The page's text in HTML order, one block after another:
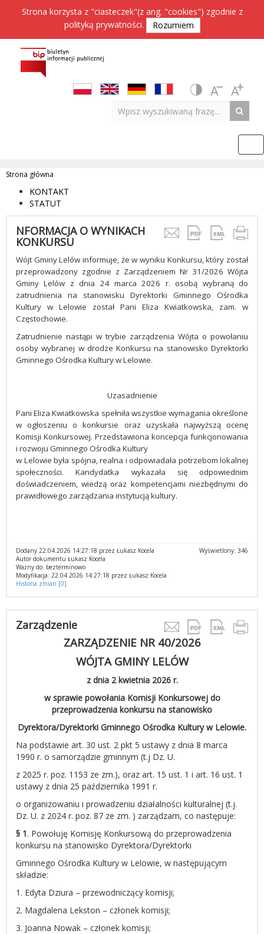
Strona korzysta z "ciasteczek"(z ang. "cookies") zgodnie z
polityką prywatności. Rozumiem
Strona główna
KONTAKT
STATUT
NFORMACJA O WYNIKACH
KONKURSU
Wójt Gminy Lelów informuje, że w wyniku Konkursu, który został
przeprowadzony zgodnie z Zarządzeniem Nr 31/2026 Wójta
Gminy Lelów z dnia 24 marca 2026 r. osobą wybraną do
zatrudnienia na stanowisku Dyrektorki Gminnego Ośrodka
Kultury w Lelowie został Pani Eliza Kwiatkowska, zam. w
Częstochowie.
Zatrudnienie nastąpi w trybie zarządzenia Wójta o powołaniu
osoby wybranej w drodze Konkursu na stanowisko Dyrektorki
Gminnego Ośrodka Kultury w Lelowie.
Uzasadnienie
Pani Eliza Kwiatkowska spełniła wszystkie wymagania określone
w ogłoszeniu o konkursie oraz uzyskała najwyższą ocenę
Komisji Konkursowej. Przedstawiona koncepcja funkcjonowania
i rozwoju Gminnego Ośrodka Kultury
w Lelowie była spójna, realna i odpowiadała potrzebom lokalnej
społeczności. Kandydatka wykazała się odpowiednim
doświadczeniem, wiedzą oraz kompetencjami niezbędnymi do
prawidłowego zarządzania instytucją kultury.
Wyświetlony: 346
Dodany 22.04.2026 14:27:18 przez Łukasz Kocela
Autor dokumentu Łukasz Kocela
Ważny do: bezterminowo
Modyfikacja: 22.04.2026 14:27:18 przez Łukasz Kocela
Historia zmian [0]
Zarządzenie
ZARZĄDZENIE NR 40/2026
WÓJTA GMINY LELÓW
z dnia 2 kwietnia 2026 r.
w sprawie powołania Komisji Konkursowej do
przeprowadzenia konkursu na stanowisko
Dyrektora/Dyrektorki Gminnego Ośrodka Kultury w Lelowie.
Na podstawie art. 30 ust. 2 pkt 5 ustawy z dnia 8 marca
1990 r. o samorządzie gminnym (t.j Dz. U.
z 2025 r. poz. 1153 ze zm.), oraz art. 15 ust. 1 i art. 16 ust. 1
ustawy z dnia 25 października 1991 r.
o organizowaniu i prowadzeniu działalności kulturalnej (t.j.
Dz. U. z 2024 r. poz. 87 ze zm. ) zarządzam, co następuje:
§ 1. Powołuję Komisję Konkursową do przeprowadzenia
konkursu na stanowisko Dyrektora/Dyrektorki
Gminnego Ośrodka Kultury w Lelowie, w następującym
składzie:
1. Edyta Dziura – przewodniczący komisji;
2. Magdalena Lekston – członek komisji;
3. Joanna Nowak – członek komisji;